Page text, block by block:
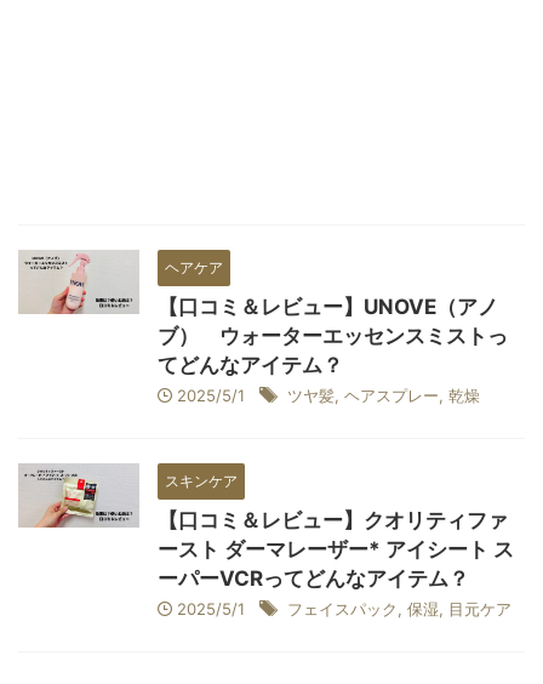
ヘアケア
【口コミ＆レビュー】UNOVE（アノ
ブ） ウォーターエッセンスミストっ
てどんなアイテム？
2025/5/1 ツヤ髪, ヘアスプレー, 乾燥
スキンケア
【口コミ＆レビュー】クオリティファ
ースト ダーマレーザー* アイシート ス
ーパーVCRってどんなアイテム？
2025/5/1 フェイスパック, 保湿, 目元ケア